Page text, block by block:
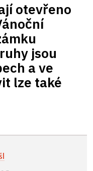
otevřeno
jsou
a ve
lze také